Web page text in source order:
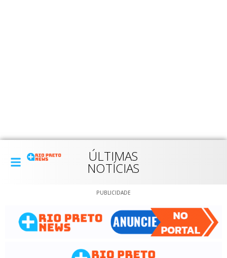
ÚLTIMAS
NOTÍCIAS
PUBLICIDADE